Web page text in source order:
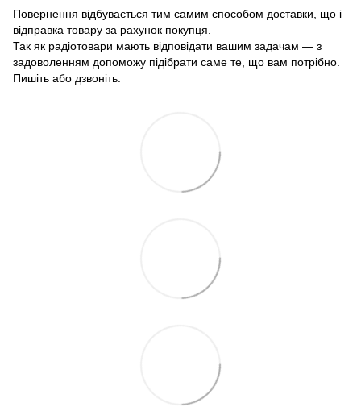
Повернення відбувається тим самим способом доставки, що і
відправка товару за рахунок покупця.
Так як радіотовари мають відповідати вашим задачам — з
задоволенням допоможу підібрати саме те, що вам потрібно.
Пишіть або дзвоніть.